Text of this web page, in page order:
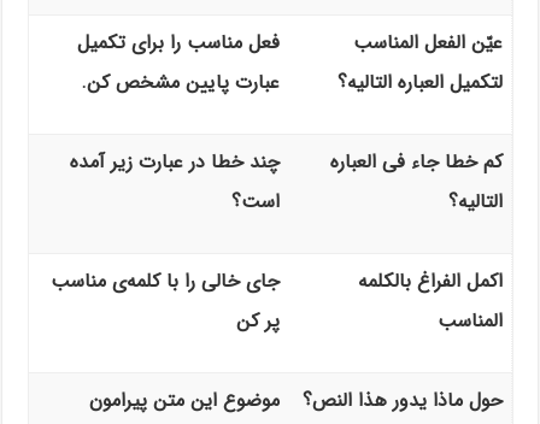
عیّن الفعل المناسب
لتکمیل العباره التالیه؟
فعل مناسب را برای تکمیل
عبارت پایین مشخص کن.
کم خطا جاء فی العباره
التالیه؟
چند خطا در عبارت زیر آمده
است؟
اکمل الفراغ بالکلمه
المناسب
جای خالی را با کلمه‌ی مناسب
پر کن
حول ماذا یدور هذا النص؟
موضوع این متن پیرامون